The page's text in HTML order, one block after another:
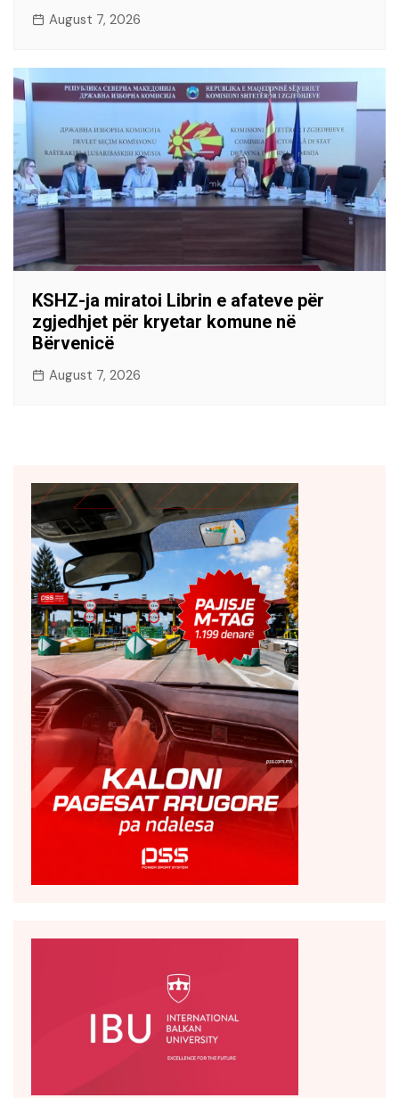
August 7, 2026
KSHZ-ja miratoi Librin e afateve për
zgjedhjet për kryetar komune në
Bërvenicë
August 7, 2026